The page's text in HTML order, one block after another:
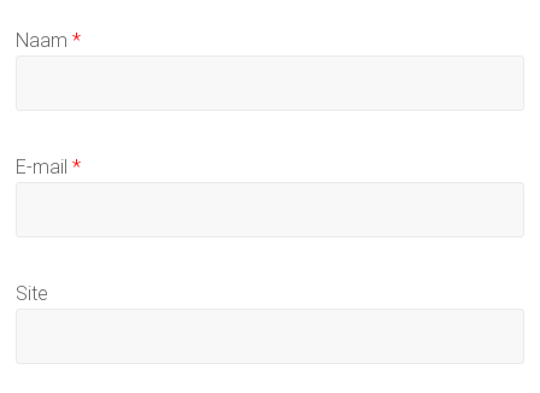
Naam*
E-mail*
Site